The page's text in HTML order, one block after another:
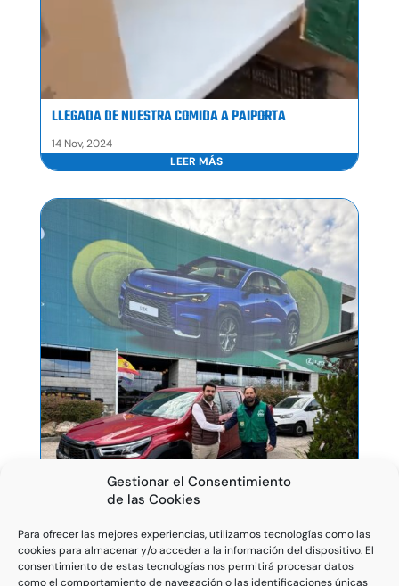
Gestionar el Consentimiento
de las Cookies
Para ofrecer las mejores experiencias, utilizamos tecnologías como las
cookies para almacenar y/o acceder a la información del dispositivo. El
consentimiento de estas tecnologías nos permitirá procesar datos
como el comportamiento de navegación o las identificaciones únicas
LLEGADA DE NUESTRA COMIDA A PAIPORTA
14 Nov, 2024
LEER MÁS